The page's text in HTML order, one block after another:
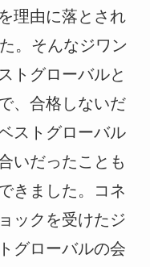
理由に落とされ
。そんなジワン
トグローバルと
、合格しないだ
ストグローバル
いだったことも
きました。コネ
ックを受けたジ
グローバルの会